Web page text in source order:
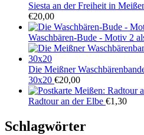
Siesta an der Freiheit in
€20,00
Waschbären-Bude - Motiv 2
Die Meißner
30x20 €20,00
Radtour an der Elbe €1,30
Schlagwörter